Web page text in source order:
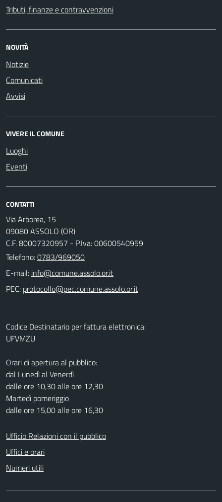
Tributi, finanze e contravvenzioni
NOVITÀ
Notizie
Comunicati
Avvisi
VIVERE IL COMUNE
Luoghi
Eventi
CONTATTI
Via Arborea, 15
09080 ASSOLO (OR)
C.F. 80007320957 - P.Iva: 00600540959
Telefono:0783/969050
E-mail:
PEC:
Codice Destinatario per fattura elettronica:
UFVMZU
Orari di apertura al pubblico:
dal Lunedì al Venerdì
dalle ore 10,30 alle ore 12,30
Martedì pomeriggio
dalle ore 15,00 alle ore 16,30
Ufficio Relazioni con il pubblico
Uffici e orari
Numeri utili